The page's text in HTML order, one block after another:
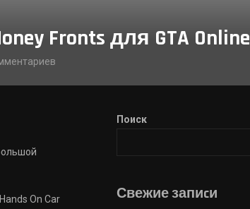
Fronts для GTA Online
On Car
Поиск
Свежие запиcи